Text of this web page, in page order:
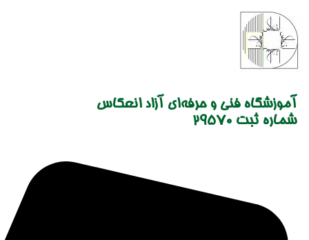
content
آموزشگاه فنی و حرفه‌ای آزاد انعکاس
شماره ثبت 29570